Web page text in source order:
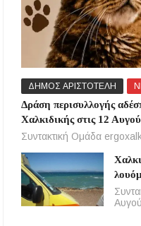
ΔΗΜΟΣ ΑΡΙΣΤΟΤΕΛΗ
Δράση περισυλλογής
Χαλκιδικής στις 12
Συντακτική Ομάδα